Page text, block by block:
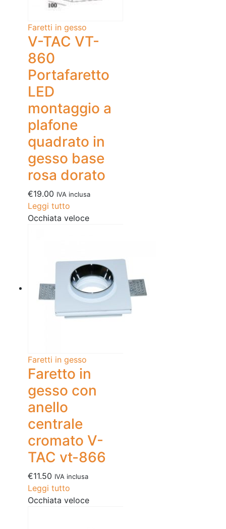
Faretti in gesso
V-TAC VT-
860
Portafaretto
LED
montaggio a
plafone
quadrato in
gesso base
rosa dorato
€19.00 IVA inclusa
Leggi tutto
Occhiata veloce
Faretti in gesso
Faretto in
gesso con
anello
centrale
cromato V-
TAC vt-866
€11.50 IVA inclusa
Leggi tutto
Occhiata veloce